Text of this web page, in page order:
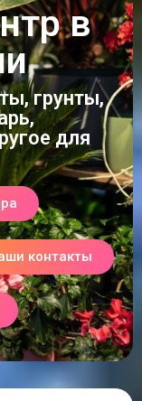
в
грунты,
для
контакты